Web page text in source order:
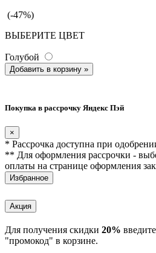
(-47%)
ВЫБЕРИТЕ ЦВЕТ
Голубой
Добавить в корзину »
Покупка в рассрочку Яндекс Пэй
×
* Рассрочка доступна при
** Для оформления рассрочки -
оплаты на странице оформления
Избранное
Акция
Для получения скидки 20% введите
"промокод" в корзине.